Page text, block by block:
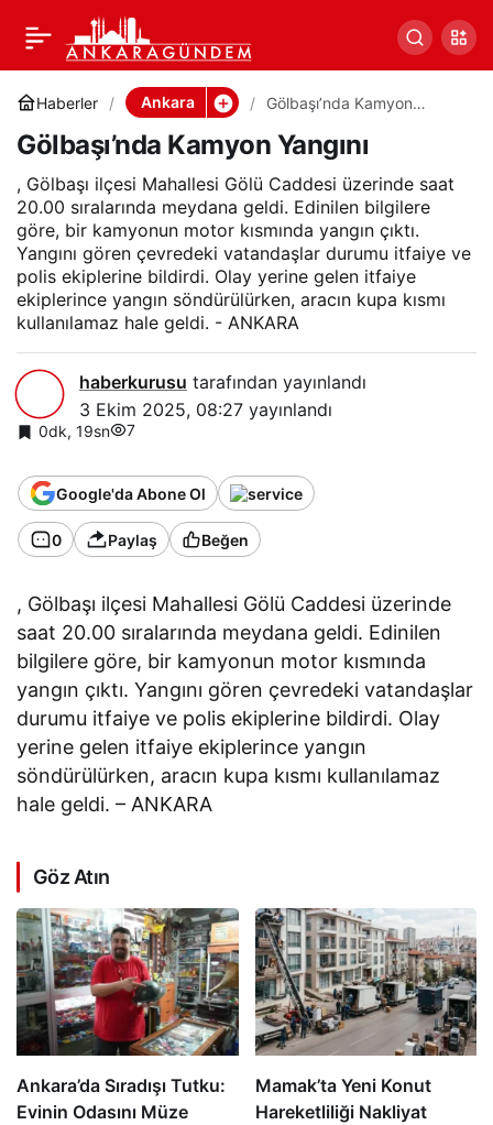
Haberler Ankara
Gölbaşı’nda Kamyon
Gölbaşı’nda Kamyon Yangını
, Gölbaşı ilçesi Mahallesi Gölü Caddesi üzerinde saat
20.00 sıralarında meydana geldi. Edinilen bilgilere
göre, bir kamyonun motor kısmında yangın çıktı.
Yangını gören çevredeki vatandaşlar durumu itfaiye ve
polis ekiplerine bildirdi. Olay yerine gelen itfaiye
ekiplerince yangın söndürülürken, aracın kupa kısmı
kullanılamaz hale geldi. - ANKARA
haberkurusu tarafından yayınlandı
3 Ekim 2025, 08:27 yayınlandı
0dk, 19sn 7
Google'da Abone Ol
0 Paylaş Beğen
, Gölbaşı ilçesi Mahallesi Gölü Caddesi üzerinde
saat 20.00 sıralarında meydana geldi. Edinilen
bilgilere göre, bir kamyonun motor kısmında
yangın çıktı. Yangını gören çevredeki vatandaşlar
durumu itfaiye ve polis ekiplerine bildirdi. Olay
yerine gelen itfaiye ekiplerince yangın
söndürülürken, aracın kupa kısmı kullanılamaz
hale geldi. – ANKARA
Göz Atın
Ankara’da Sıradışı Tutku:
Evinin Odasını Müze
Mamak’ta Yeni Konut
Hareketliliği Nakliyat
Gölbaşı’nda Kamyon
Yangını
0 Paylaş